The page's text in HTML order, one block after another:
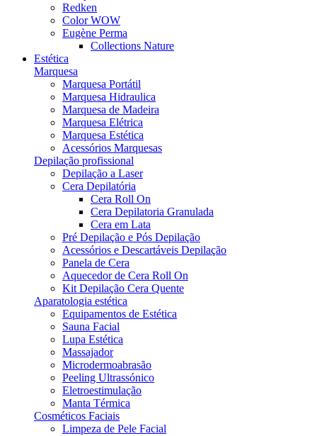
Redken
Color WOW
Eugène Perma
Collections Nature
Estética
Marquesa
Marquesa Portátil
Marquesa Hidraulica
Marquesa de Madeira
Marquesa Elétrica
Marquesa Estética
Acessórios Marquesas
Depilação profissional
Depilação a Laser
Cera Depilatória
Cera Roll On
Cera Depilatoria Granulada
Cera em Lata
Pré Depilação e Pós Depilação
Acessórios e Descartáveis Depilação
Panela de Cera
Aquecedor de Cera Roll On
Kit Depilação Cera Quente
Aparatologia estética
Equipamentos de Estética
Sauna Facial
Lupa Estética
Massajador
Microdermoabrasão
Peeling Ultrassónico
Eletroestimulação
Manta Térmica
Cosméticos Faciais
Limpeza de Pele Facial